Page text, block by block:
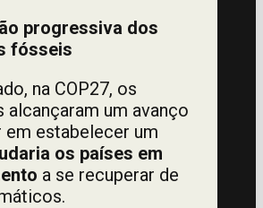
progressiva dos
fósseis
na COP27, os
alcançaram um avanço
estabelecer um
os países em
a se recuperar de